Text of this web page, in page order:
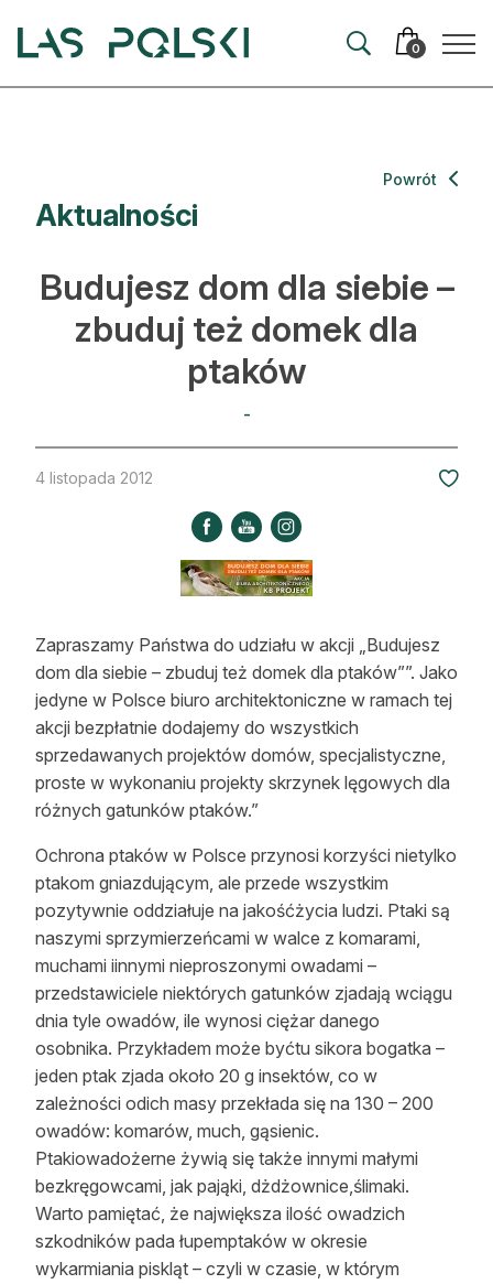
0
Artykuły
Hodowla lasu
Ochrona lasu
Nowe technologie
Kultura i historia
Strefa eksperta
Leśnik na zakupach
Z zagranicy
Edukacja
Lasy prywatne
O nas
100 lat „Lasu Polskiego”
Prenumerata
Reklama
Zostań autorem
Archiwum
Kontakt
Aktualności
Powrót
Budujesz dom dla siebie –
zbuduj też domek dla
ptaków
-
4 listopada 2012
Zapraszamy Państwa do udziału w akcji „Budujesz
dom dla siebie – zbuduj też domek dla ptaków””. Jako
jedyne w Polsce biuro architektoniczne w ramach tej
akcji bezpłatnie dodajemy do wszystkich
sprzedawanych projektów domów, specjalistyczne,
proste w wykonaniu projekty skrzynek lęgowych dla
różnych gatunków ptaków.”
Ochrona ptaków w Polsce przynosi korzyści nietylko
ptakom gniazdującym, ale przede wszystkim
pozytywnie oddziałuje na jakośćżycia ludzi. Ptaki są
naszymi sprzymierzeńcami w walce z komarami,
muchami iinnymi nieproszonymi owadami –
przedstawiciele niektórych gatunków zjadają wciągu
dnia tyle owadów, ile wynosi ciężar danego
osobnika. Przykładem może byćtu sikora bogatka –
jeden ptak zjada około 20 g insektów, co w
zależności odich masy przekłada się na 130 – 200
owadów: komarów, much, gąsienic.
Ptakiowadożerne żywią się także innymi małymi
bezkręgowcami, jak pająki, dżdżownice,ślimaki.
Warto pamiętać, że największa ilość owadzich
szkodników pada łupemptaków w okresie
wykarmiania piskląt – czyli w czasie, w którym